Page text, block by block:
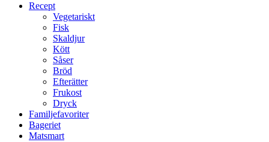
sökfältRecept
Vegetariskt
Fisk
Skaldjur
Kött
Såser
Bröd
Efterätter
Frukost
Dryck
Familjefavoriter
Bageriet
Matsmart